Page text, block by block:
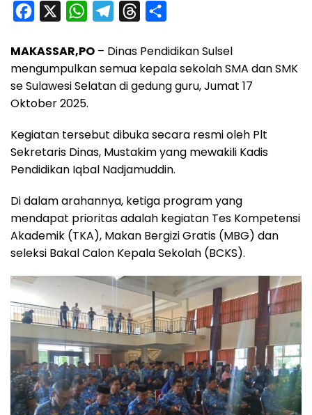
c
e
b
o
k
W
a
t
s
p
p
l
e
g
a
m
r
e
a
s
a
r
e
MAKASSAR,PO – Dinas Pendidikan Sulsel
mengumpulkan semua kepala sekolah SMA dan SMK
se Sulawesi Selatan di gedung guru, Jumat 17
Oktober 2025.
Kegiatan tersebut dibuka secara resmi oleh Plt
Sekretaris Dinas, Mustakim yang mewakili Kadis
Pendidikan Iqbal Nadjamuddin.
Di dalam arahannya, ketiga program yang
mendapat prioritas adalah kegiatan Tes Kompetensi
Akademik (TKA), Makan Bergizi Gratis (MBG) dan
seleksi Bakal Calon Kepala Sekolah (BCKS).